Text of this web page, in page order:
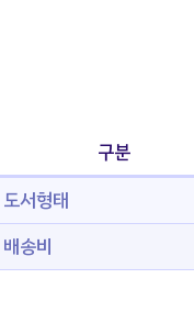
구분
도서형태
배송비